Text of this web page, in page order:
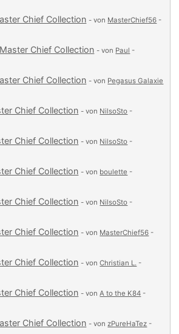
Chief Collection - von MasterChief56 -
Chief Collection - von Paul -
Chief Collection - von Pegasus Galaxie
Chief Collection - von NilsoSto -
Chief Collection - von NilsoSto -
Chief Collection - von boulette -
Chief Collection - von NilsoSto -
Chief Collection - von MasterChief56 -
Chief Collection - vonChristian L. -
Chief Collection - vonA to the K84 -
Chief Collection - vonzPureHaTez -